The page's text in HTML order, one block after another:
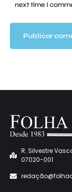
next time I
R. Silvestre
07020-001
redaçã